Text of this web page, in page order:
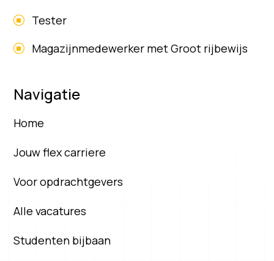
Tester
Magazijnmedewerker met Groot rijbewijs
Navigatie
Home
Jouw flex carriere
Voor opdrachtgevers
Alle vacatures
Studenten bijbaan